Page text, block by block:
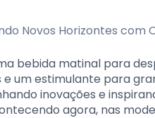
bebida matinal para
um estimulante para
inovações e
agora, nas